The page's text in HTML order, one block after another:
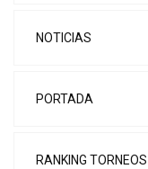
NOTICIAS
PORTADA
RANKING TORNEOS